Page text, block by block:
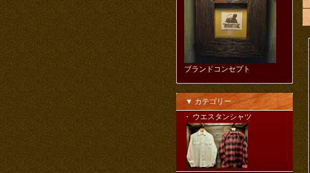
ブランドコンセプト
▼ カテゴリー
・ ウエスタンシャツ